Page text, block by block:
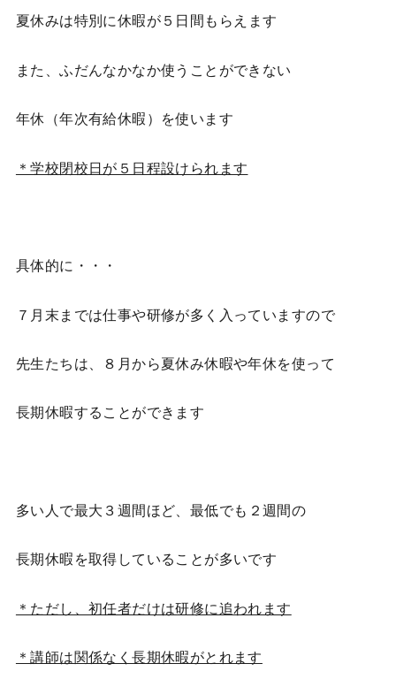
夏休みは特別に休暇が ５日間 もらえます
また、ふだんなかなか使うことができない
年休（年次有給休暇）を使います
＊学校閉校日が５日程設けられます
具体的に・・・
７月末までは仕事や研修が多く入っていますので
先生たちは、８月から夏休み休暇や年休を使って
長期休暇することができます
多い人で最大 ３週間ほど、最低でも２週間の
長期休暇を取得していることが多いです
＊ただし、初任者だけは研修に追われます
＊講師は関係なく長期休暇がとれます